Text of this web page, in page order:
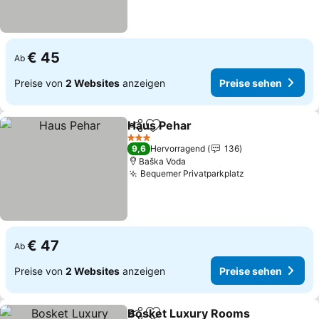
Ab € 45
Preise von 2 Websites anzeigen Preise sehen
TeilenZu Favoriten hinzufügen
Haus Pehar
3 Sterne
9,6 Hervorragend
136
Baška Voda
Bequemer Privatparkplatz
Ab € 47
Preise von 2 Websites anzeigen Preise sehen
Bosket Luxury Rooms